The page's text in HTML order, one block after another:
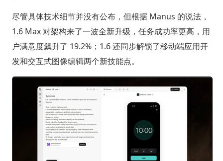
尽管具体技术细节并没有公布，但根据 Manus 的说法，
1.6 Max 对架构来了一波全新升级，任务成功率更高，用
户满意度飙升了 19.2%；1.6 还同步解锁了移动端应用开
发和交互式图像编辑两个新技能点。